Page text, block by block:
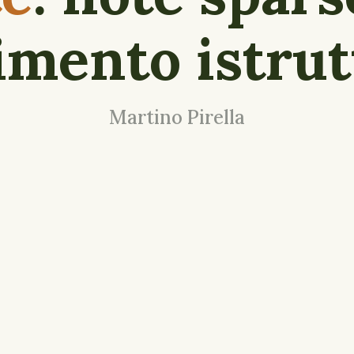
Martino Pirella